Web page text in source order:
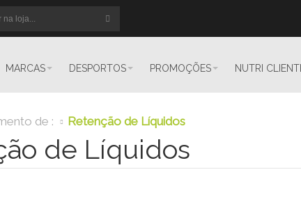
MARCAS DESPORTOS PROMOÇÕES NUTRI
de : Retenção de Líquidos
de Líquidos